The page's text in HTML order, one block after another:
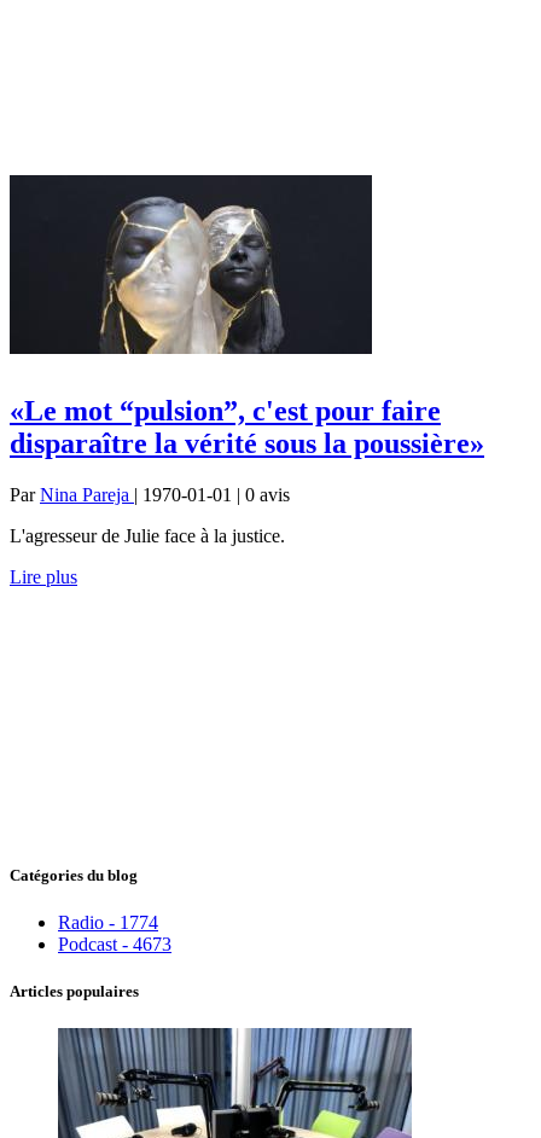
«Le mot “pulsion”, c'est pour faire
disparaître la vérité sous la poussière»
ParNina Pareja | 1970-01-01 | 0 avis
L'agresseur de Julie face à la justice.
Lire plus
Catégories du blog
Radio - 1774
Podcast - 4673
Articles populaires